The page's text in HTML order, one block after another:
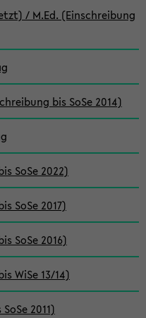
/ M.Ed. (Einschreibung
bis SoSe 2014)
SoSe 2022)
SoSe 2017)
SoSe 2016)
WiSe 13/14)
2011)